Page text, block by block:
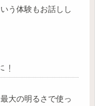
う体験もお話しし
大の明るさで使っ